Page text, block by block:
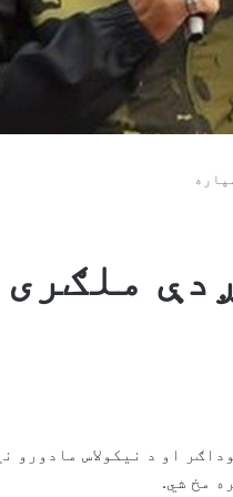
ملګری
او د نیکولاس مادورو
مخ شي.